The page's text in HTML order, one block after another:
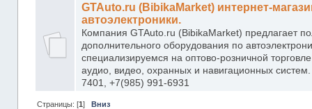
GTAuto.ru (BibikaMarket) интернет-
автоэлектроники.
Компания GTAuto.ru (BibikaMarket) предлагает
дополнительного оборудования по
специализируемся на оптово-розничной
аудио, видео, охранных и навигационных
7401, +7(985) 991-6931
Страницы: [1] Вниз